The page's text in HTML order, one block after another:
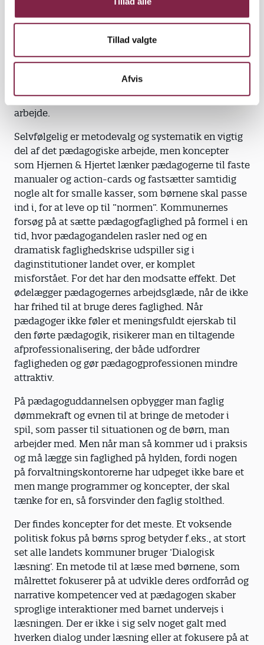
Tillad valgte
Afvis
Men helt ærligt, pædagoger behøver ikke et langt
scoreboard for at vurdere, om et barn forstår de
sociale spilleregler og er god til at koncentrere sig.
De har mere brug for frihed til at bruge og udvikle
nysgerrige på børnene og sikre de rammer, lege og
aktiviteter, der understøtter det pædagogiske
arbejde.
Selvfølgelig er metodevalg og systematik en vigtig
del af det pædagogiske arbejde, men koncepter
som Hjernen & Hjertet lænker pædagogerne til faste
manualer og action-cards og fastsætter samtidig
nogle alt for smalle kasser, som børnene skal passe
ind i, for at leve op til ”normen”. Kommunernes
forsøg på at sætte pædagogfaglighed på formel i en
tid, hvor pædagogandelen rasler ned og en
dramatisk faglighedskrise udspiller sig i
daginstitutioner landet over, er komplet
misforstået. For det har den modsatte effekt. Det
ødelægger pædagogernes arbejdsglæde, når de ikke
har frihed til at bruge deres faglighed. Når
pædagoger ikke føler et meningsfuldt ejerskab til
den førte pædagogik, risikerer man en tiltagende
afprofessionalisering, der både udfordrer
fagligheden og gør pædagogprofessionen mindre
attraktiv.
På pædagoguddannelsen opbygger man faglig
dømmekraft og evnen til at bringe de metoder i
spil, som passer til situationen og de børn, man
arbejder med. Men når man så kommer ud i praksis
og må lægge sin faglighed på hylden, fordi nogen
på forvaltningskontorerne har udpeget ikke bare et
men mange programmer og koncepter, der skal
tænke for en, så forsvinder den faglig stolthed.
Der findes koncepter for det meste. Et voksende
politisk fokus på børns sprog betyder f.eks., at stort
set alle landets kommuner bruger ’Dialogisk
læsning’. En metode til at læse med børnene, som
målrettet fokuserer på at udvikle deres ordforråd og
narrative kompetencer ved at pædagogen skaber
sproglige interaktioner med barnet undervejs i
læsningen. Der er ikke i sig selv noget galt med
hverken dialog under læsning eller at fokusere på at